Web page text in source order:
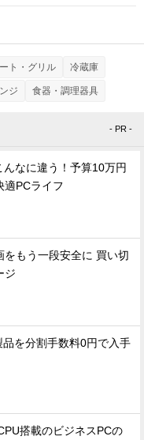
ト・グリル 冷蔵庫
ジ 食器・調理器具
- PR -
んなに違う！予算10万円
適PCライフ
をもう一段安全に 買い切
ジ
を分割手数料0円で入手
搭載のビジネスPCの